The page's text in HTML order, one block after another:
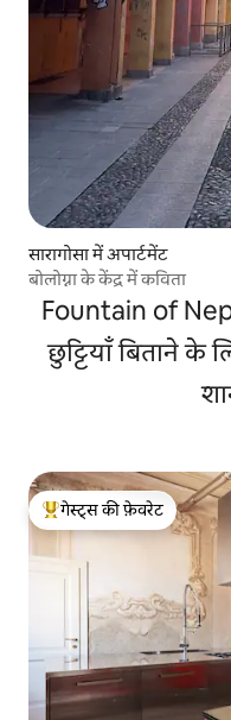
सारागोसा में अपार्टमेंट
बोलोग्ना के केंद्र में कविता
Fountain of
छुट्टियाँ बिताने के
गेस्ट्स का टॉप फ़ेवरेट
गेस्ट्स की फ़ेवरेट